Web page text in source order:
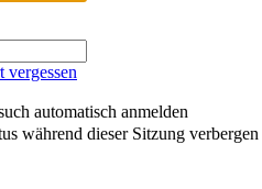
vergessen
automatisch anmelden
während dieser Sitzung verbergen